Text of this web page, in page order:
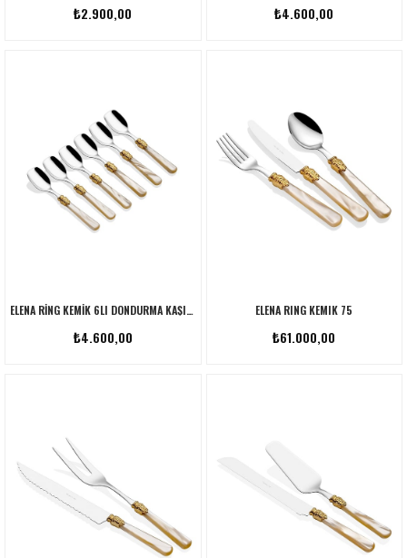
₺2.900,00 ₺4.600,00
ELENA RING KEMIK 6LI DONDURMA KAŞIĞI
₺4.600,00
ELENA RING KEMIK 75
₺61.000,00